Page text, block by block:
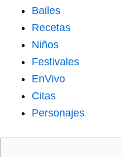
Bailes
Recetas
Niños
Festivales
EnVivo
Citas
Personajes